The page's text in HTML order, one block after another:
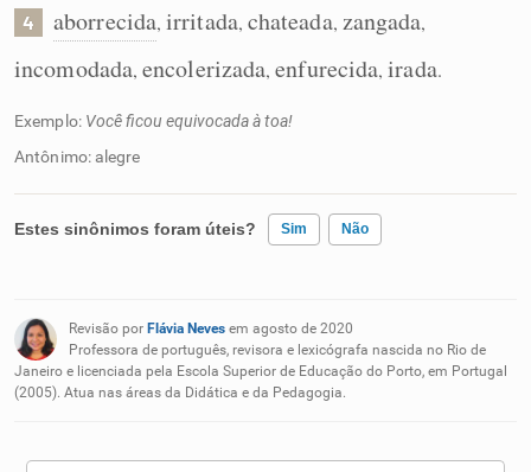
4 aborrecida, irritada, chateada, zangada,
incomodada, encolerizada,enfurecida,irada.
Exemplo: Você ficou equivocada à toa!
Antônimo: alegre
Estes sinônimos foram úteis? Sim Não
Nenhum dos sinônimos apresentados me ajudou
Outro
Revisão por Flávia Neves em agosto de 2020
Professora de português, revisora e lexicógrafa nascida no Rio de
Janeiro e licenciada pela Escola Superior de Educação do Porto, em Portugal
(2005). Atua nas áreas da Didática e da Pedagogia.